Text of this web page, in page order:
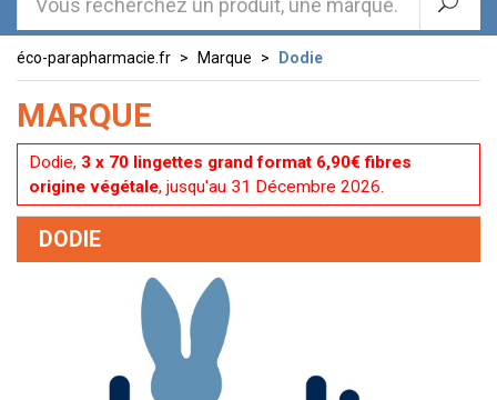
éco-parapharmacie.fr Marque Dodie
MARQUE
Dodie, 3 x 70 lingettes grand format 6,90€ fibres
origine végétale, jusqu'au 31 Décembre 2026.
DODIE